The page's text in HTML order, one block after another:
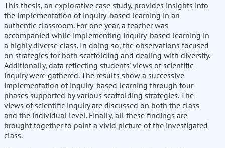
This thesis, an explorative case study, provides insights into
the implementation of inquiry-based learning in an
authentic classroom. For one year, a teacher was
accompanied while implementing inquiry-based learning in
a highly diverse class. In doing so, the observations focused
on strategies for both scaffolding and dealing with diversity.
Additionally, data reflecting students' views of scientific
inquiry were gathered. The results show a successive
implementation of inquiry-based learning through four
phases supported by various scaffolding strategies. The
views of scientific inquiry are discussed on both the class
and the individual level. Finally, all these findings are
brought together to paint a vivid picture of the investigated
class.